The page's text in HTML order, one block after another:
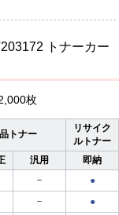
トナーカー
枚
トナー
リサイク
ルトナー
汎用
即納
－
●
－
●